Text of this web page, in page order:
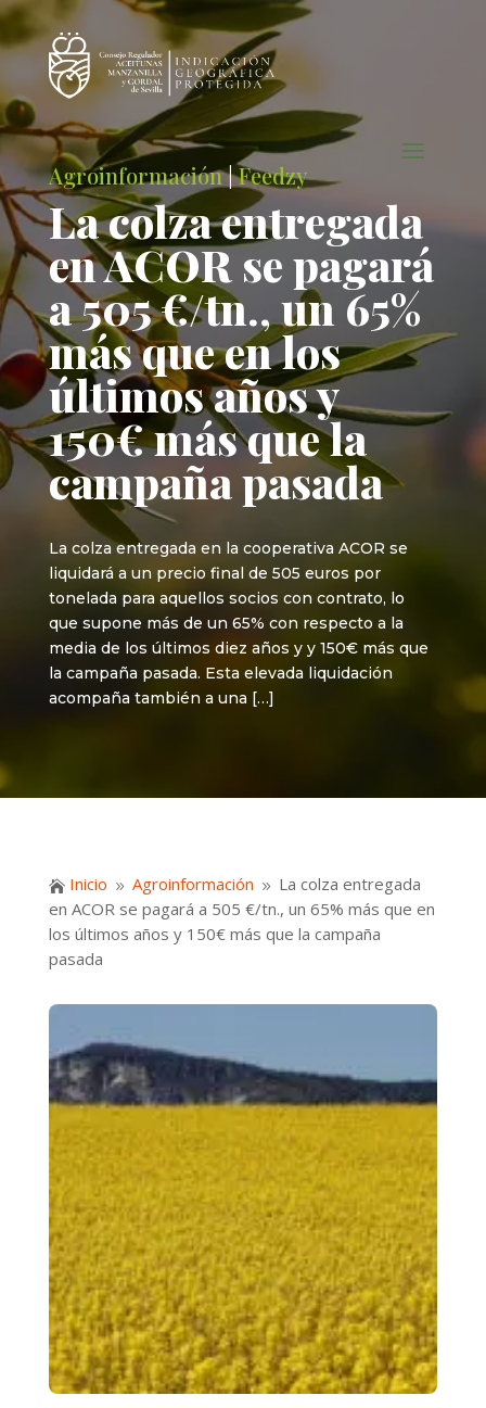
Agroinformación|Feedzy
La colza entregada
en ACOR se pagará
a 505 €/tn., un 65%
más que en los
últimos años y
150€ más que la
campaña pasada
La colza entregada en la cooperativa ACOR se
liquidará a un precio final de 505 euros por
tonelada para aquellos socios con contrato, lo
que supone más de un 65% con respecto a la
media de los últimos diez años y y 150€ más que
la campaña pasada. Esta elevada liquidación
acompaña también a una […]
 Inicio 9 Agroinformación 9 La colza entregada
en ACOR se pagará a 505 €/tn., un 65% más que en
los últimos años y 150€ más que la campaña
pasada